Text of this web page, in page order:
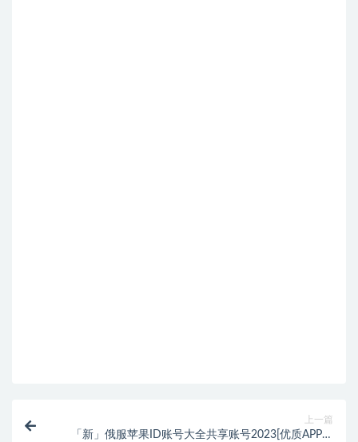
上一篇
「新」俄服苹果ID账号大全共享账号2023[优质APP账